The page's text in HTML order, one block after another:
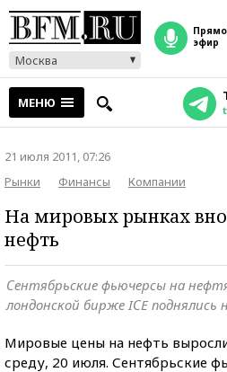
Москва
прямой
эфир
МЕНЮ
21 июля 2011, 07:26
Рынки
Финансы Компании
На мировых рынках
нефть
Сентябрьские фьючерсы на
лондонской бирже IСE поднялись
Мировые цены на нефть
среду, 20 июля. Сентябрьские